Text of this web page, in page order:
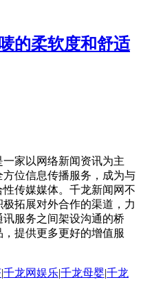
的柔软度和舒适
家以网络新闻资讯为主
位信息传播服务，成为与
传媒媒体。千龙新闻网不
拓展对外合作的渠道，力
服务之间架设沟通的桥
提供更多更好的增值服
|千龙网娱乐|千龙母婴|千龙